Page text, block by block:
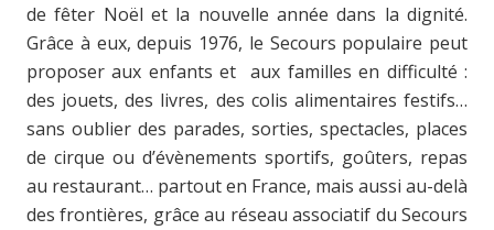
de fêter Noël et la nouvelle année dans la dignité.
Grâce à eux, depuis 1976, le Secours populaire peut
proposer aux enfants et aux familles en difficulté :
des jouets, des livres, des colis alimentaires festifs…
sans oublier des parades, sorties, spectacles, places
de cirque ou d’évènements sportifs, goûters, repas
au restaurant… partout en France, mais aussi au-delà
des frontières, grâce au réseau associatif du Secours